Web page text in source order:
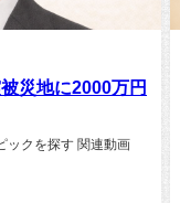
災地に2000万円
ックを探す 関連動画